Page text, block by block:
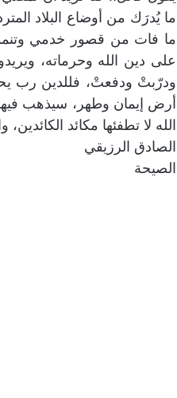
ما يُدرَك من أوضاع البلاد
ما فات من قصور خدمي
على دين الله وحرماته،
ودرّبتْ ودفعتْ، فللدين رب
أرض إيمان وطهر، سيذهب فيها
الله لا تطفئها مكائد
الصادق الرزيقي
الصيحة